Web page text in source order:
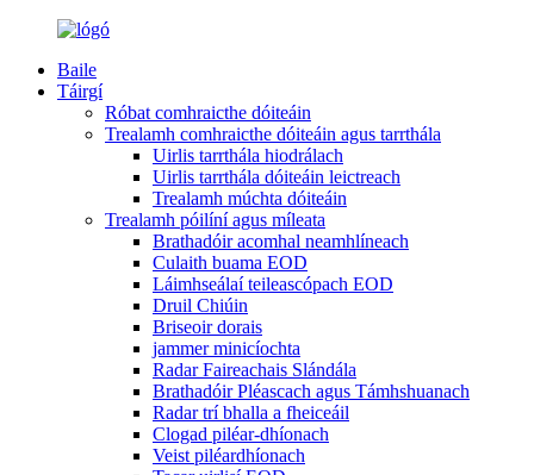
Baile
Táirgí
Róbat comhraicthe dóiteáin
Trealamh comhraicthe dóiteáin agus tarrthála
Uirlis tarrthála hiodrálach
Uirlis tarrthála dóiteáin leictreach
Trealamh múchta dóiteáin
Trealamh póilíní agus míleata
Brathadóir acomhal neamhlíneach
Culaith buama EOD
Láimhseálaí teileascópach EOD
Druil Chiúin
Briseoir dorais
jammer minicíochta
Radar Faireachais Slándála
Brathadóir Pléascach agus Támhshuanach
Radar trí bhalla a fheiceáil
Clogad piléar-dhíonach
Veist piléardhíonach